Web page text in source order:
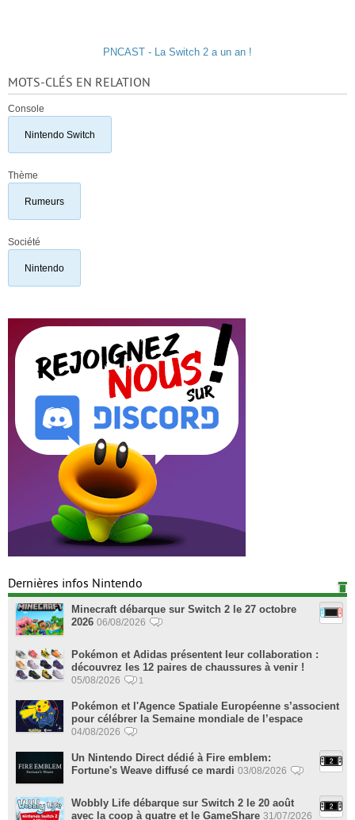
PNCAST - La Switch 2 a un an !
MOTS-CLÉS EN RELATION
Console
Nintendo Switch
Thème
Rumeurs
Société
Nintendo
Dernières infos Nintendo
Minecraft débarque sur Switch 2 le 27 octobre
2026 06/08/2026
Pokémon et Adidas présentent leur collaboration :
découvrez les 12 paires de chaussures à venir !
05/08/2026 1
Pokémon et l'Agence Spatiale Européenne s’associent
pour célébrer la Semaine mondiale de l’espace
04/08/2026
Un Nintendo Direct dédié à Fire emblem:
Fortune's Weave diffusé ce mardi 03/08/2026
Wobbly Life débarque sur Switch 2 le 20 août
avec la coop à quatre et le GameShare 31/07/2026